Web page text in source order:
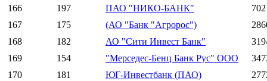
166 197 ПАО "НИКО-БАНК"
702
167
175 (АО "Банк "Агророс")
168
182 АО "Сити Инвест Банк"
169
154 "Мерседес-Бенц Банк Рус" ООО
170
181 ЮГ-Инвестбанк (ПАО)